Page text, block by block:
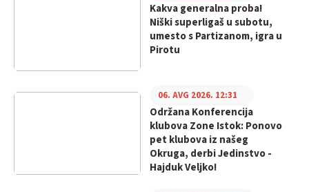
Kakva generalna proba!
Niški superligaš u subotu,
umesto s Partizanom, igra u
Pirotu
Održana Konferencija
klubova Zone Istok: Ponovo
pet klubova iz našeg
Okruga, derbi Jedinstvo -
Hajduk Veljko!
06. AVG 2026. 12:31